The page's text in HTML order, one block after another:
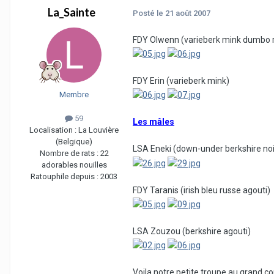
La_Sainte
Membre
59
Localisation : La Louvière
(Belgique)
Nombre de rats : 22
adorables nouilles
Ratouphile depuis : 2003
Posté le 21 août 2007
FDY Olwenn (varieberk mink dumbo
FDY Erin (varieberk mink)
Les mâles
LSA Eneki (down-under berkshire
FDY Taranis (irish bleu russe agouti)
LSA Zouzou (berkshire agouti)